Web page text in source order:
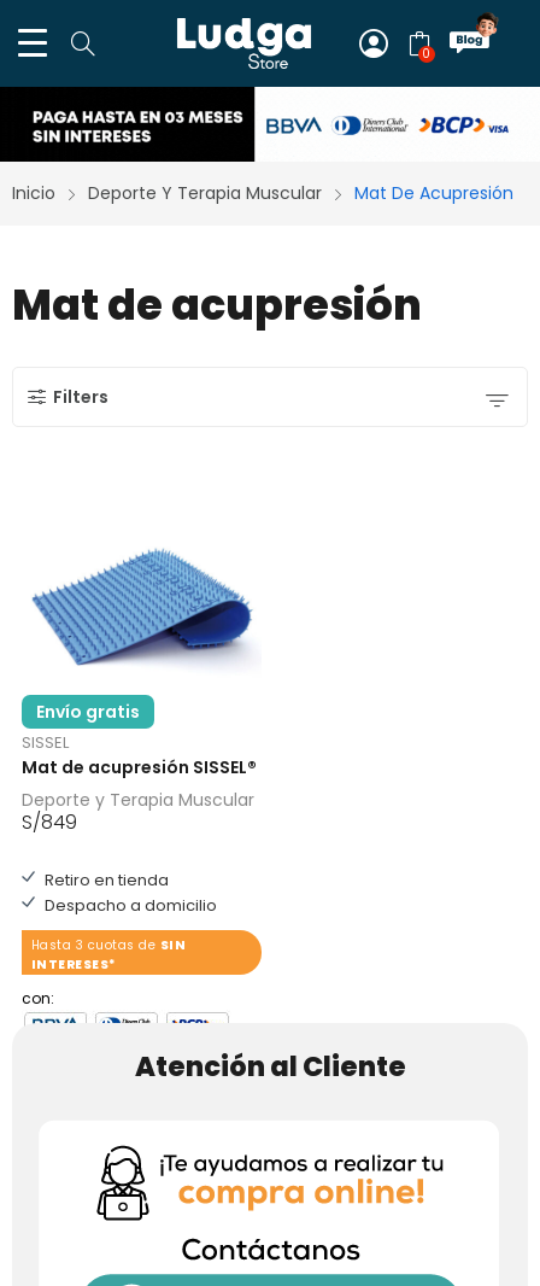
0
Inicio Deporte Y Terapia Muscular Mat De Acupresión
Mat de acupresión
Filters
Envío gratis
SISSEL
Mat de acupresión SISSEL®
Deporte y Terapia Muscular
S/849
Retiro en tienda
Despacho a domicilio
Hasta 3 cuotas de SIN
INTERESES*
con:
Atención al Cliente